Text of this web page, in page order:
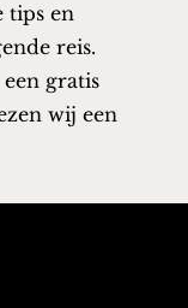
tips en
reis.
gratis
wij een